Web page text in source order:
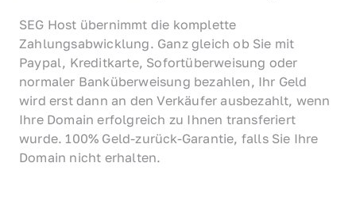
SEG Host übernimmt die komplette
Zahlungsabwicklung. Ganz gleich ob Sie mit
Paypal, Kreditkarte, Sofortüberweisung oder
normaler Banküberweisung bezahlen, Ihr Geld
wird erst dann an den Verkäufer ausbezahlt, wenn
Ihre Domain erfolgreich zu Ihnen transferiert
wurde. 100% Geld-zurück-Garantie, falls Sie Ihre
Domain nicht erhalten.